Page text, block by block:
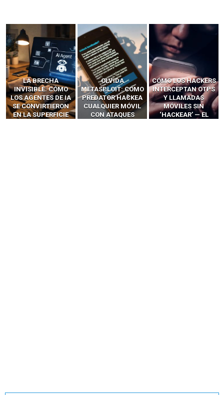
LA BRECHA
INVISIBLE: CÓMO
LOS AGENTES DE IA
SE CONVIRTIERON
EN LA SUPERFICIE
OLVIDA
METASPLOIT: CÓMO
PREDATOR HACKEA
CUALQUIER MÓVIL
CON ATAQUES
CÓMO LOS HACKERS
INTERCEPTAN OTPS
Y LLAMADAS
MÓVILES SIN
‘HACKEAR’ — EL